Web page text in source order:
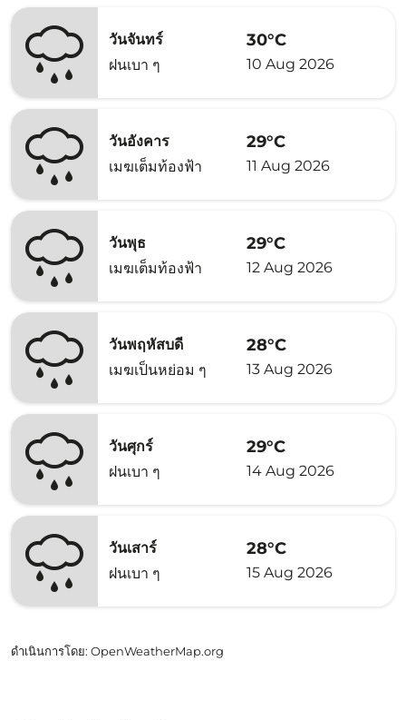
วันจันทร์
ฝนเบา ๆ
30°C
10 Aug 2026
วันอังคาร
เมฆเต็มท้องฟ้า
29°C
11 Aug 2026
วันพุธ
เมฆเต็มท้องฟ้า
29°C
12 Aug 2026
วันพฤหัสบดี
เมฆเป็นหย่อม ๆ
28°C
13 Aug 2026
วันศุกร์
ฝนเบา ๆ
29°C
14 Aug 2026
วันเสาร์
ฝนเบา ๆ
28°C
15 Aug 2026
ดำเนินการโดย: OpenWeatherMap.org